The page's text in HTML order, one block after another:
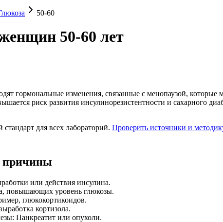
50-60
50-60 лет
гормональные изменения, связанные с менопаузой,
риск развития инсулинорезистентности и сахарного
для всех лабораторий. Проверить источники и
или действия инсулина.
повышающих уровень глюкозы.
глюкокортикоидов.
кортизола.
Панкреатит или опухоли.